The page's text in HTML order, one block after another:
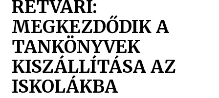
RÉTVÁRI:
MEGKEZDŐDIK A
TANKÖNYVEK
KISZÁLLÍTÁSA AZ
ISKOLÁKBA